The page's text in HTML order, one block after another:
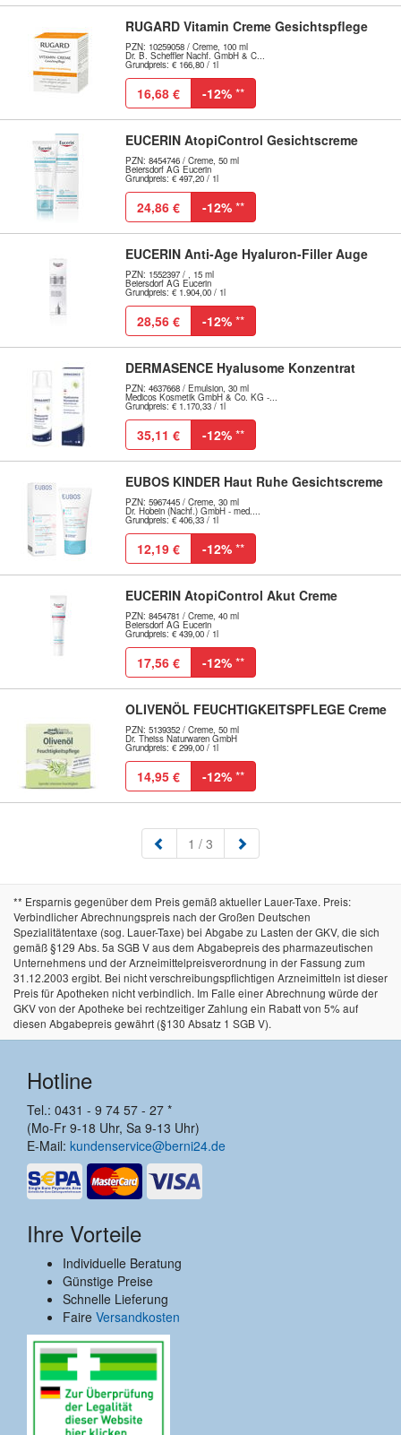
RUGARD Vitamin Creme Gesichtspflege
PZN: 10259058 / Creme, 100 ml
Dr. B. Scheffler Nachf. GmbH & C...
Grundpreis: € 166,80 / 1l
16,68 € -12% **
EUCERIN AtopiControl Gesichtscreme
PZN: 8454746 / Creme, 50 ml
Beiersdorf AG Eucerin
Grundpreis: € 497,20 / 1l
24,86 € -12% **
EUCERIN Anti-Age Hyaluron-Filler Auge
PZN: 1552397 / , 15 ml
Beiersdorf AG Eucerin
Grundpreis: € 1.904,00 / 1l
28,56 € -12% **
DERMASENCE Hyalusome Konzentrat
PZN: 4637668 / Emulsion, 30 ml
Medicos Kosmetik GmbH & Co. KG -...
Grundpreis: € 1.170,33 / 1l
35,11 € -12% **
EUBOS KINDER Haut Ruhe Gesichtscreme
PZN: 5967445 / Creme, 30 ml
Dr. Hobein (Nachf.) GmbH - med....
Grundpreis: € 406,33 / 1l
12,19 € -12% **
EUCERIN AtopiControl Akut Creme
PZN: 8454781 / Creme, 40 ml
Beiersdorf AG Eucerin
Grundpreis: € 439,00 / 1l
17,56 € -12% **
OLIVENÖL FEUCHTIGKEITSPFLEGE Creme
PZN: 5139352 / Creme, 50 ml
Dr. Theiss Naturwaren GmbH
Grundpreis: € 299,00 / 1l
14,95 € -12% **
1 (aktuell)
/ 3
** Ersparnis gegenüber dem Preis gemäß aktueller Lauer-Taxe. Preis:
Verbindlicher Abrechnungspreis nach der Großen Deutschen
Spezialitätentaxe (sog. Lauer-Taxe) bei Abgabe zu Lasten der GKV, die sich
gemäß §129 Abs. 5a SGB V aus dem Abgabepreis des pharmazeutischen
Unternehmens und der Arzneimittelpreisverordnung in der Fassung zum
31.12.2003 ergibt. Bei nicht verschreibungspflichtigen Arzneimitteln ist dieser
Preis für Apotheken nicht verbindlich. Im Falle einer Abrechnung würde der
GKV von der Apotheke bei rechtzeitiger Zahlung ein Rabatt von 5% auf
diesen Abgabepreis gewährt (§130 Absatz 1 SGB V).
Hotline
Tel.: 0431 - 9 74 57 - 27 *
(Mo-Fr 9-18 Uhr, Sa 9-13 Uhr)
E-Mail: kundenservice@berni24.de
Ihre Vorteile
Individuelle Beratung
Günstige Preise
Schnelle Lieferung
Faire Versandkosten